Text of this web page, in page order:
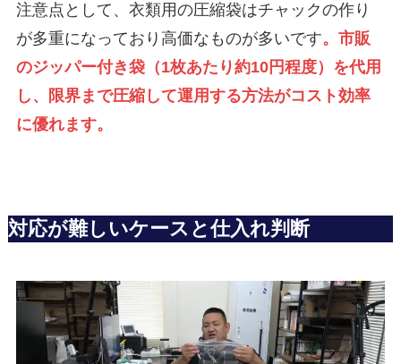
注意点として、衣類用の圧縮袋はチャックの作り
が多重になっており高価なものが多いです。市販
のジッパー付き袋（1枚あたり約10円程度）を代用
し、限界まで圧縮して運用する方法がコスト効率
に優れます。
対応が難しいケースと仕入れ判断